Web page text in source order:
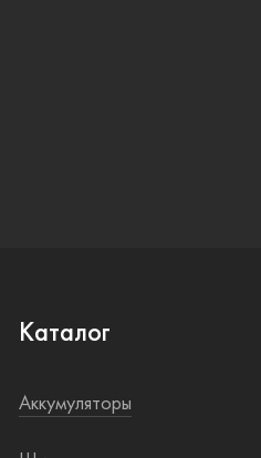
Каталог
Аккумуляторы